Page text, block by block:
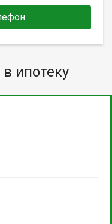
ипотеку